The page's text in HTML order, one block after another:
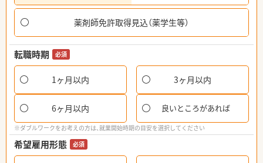
薬剤師免許取得見込（薬学生等）
転職時期 必須
1ヶ月以内 3ヶ月以内
6ヶ月以内 良いところがあれば
※ダブルワークをお考えの方は、就業開始時期の目安を選択してください
希望雇用形態 必須